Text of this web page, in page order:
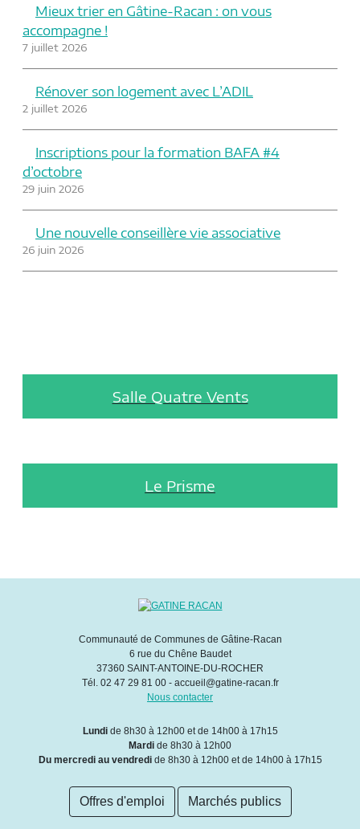
Mieux trier en Gâtine-Racan : on vous
accompagne !
7 juillet 2026
Rénover son logement avec L’ADIL
2 juillet 2026
Inscriptions pour la formation BAFA #4
d’octobre
29 juin 2026
Une nouvelle conseillère vie associative
26 juin 2026
Salle Quatre Vents
Le Prisme
Communauté de Communes de Gâtine-Racan
6 rue du Chêne Baudet
37360 SAINT-ANTOINE-DU-ROCHER
Tél. 02 47 29 81 00 - accueil@gatine-racan.fr
Nous contacter
Lundide 8h30 à 12h00 et de 14h00 à 17h15
Mardi de 8h30 à 12h00
Du mercredi au vendredide 8h30 à 12h00 et de 14h00 à 17h15
Offres d'emploi Marchés publics